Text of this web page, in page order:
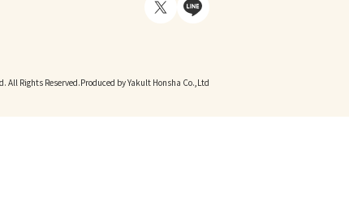
All Rights Reserved.Produced by Yakult Honsha Co.,Ltd